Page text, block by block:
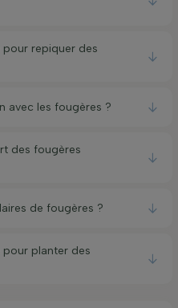
pour repiquer des
avec les fougères ?
des fougères
de fougères ?
pour planter des